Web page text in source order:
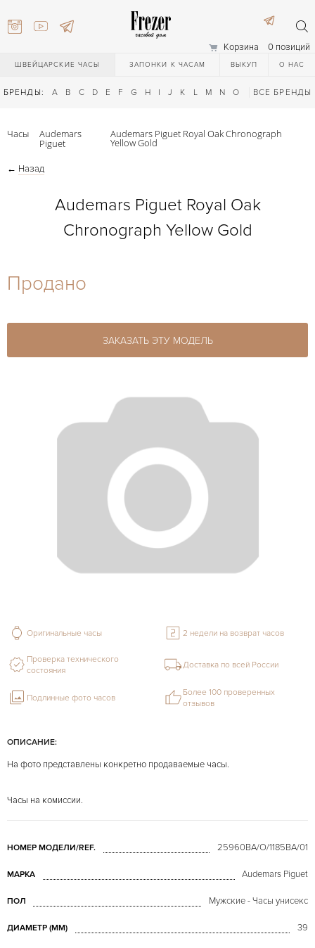
Корзина 0 позиций
ШВЕЙЦАРСКИЕ ЧАСЫ ЗАПОНКИ К ЧАСАМ ВЫКУП О НАС
БРЕНДЫ: A B C D E F G H I J K L M N O Q R S T
ВСЕ БРЕНДЫ
27-44
Часы Audemars
Piguet
Audemars Piguet Royal Oak Chronograph
Yellow Gold
← Назад
Audemars Piguet Royal Oak
Chronograph Yellow Gold
Продано
ЗАКАЗАТЬ ЭТУ МОДЕЛЬ
ОПИСАНИЕ:
На фото представлены конкретно продаваемые часы.
Часы на комиссии.
НОМЕР МОДЕЛИ/REF. 25960BA/O/1185BA/01
МАРКА Audemars Piguet
ПОЛ Мужские - Часы унисекс
ДИАМЕТР (MM) 39
Оригинальные часы 2 недели на возврат часов
Проверка технического
состояния
Доставка по всей России
Подлинные фото часов
Более 100 проверенных
отзывов